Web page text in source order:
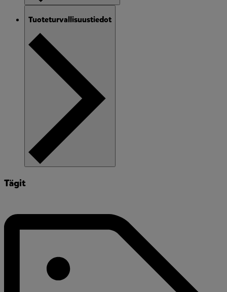
Tuoteturvallisuustiedot
Tägit